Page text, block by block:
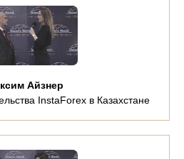
Айзнер
InstaForex в Казахстане